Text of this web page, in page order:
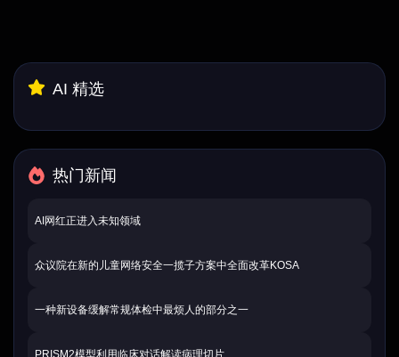
AI 精选
热门新闻
AI网红正进入未知领域
众议院在新的儿童网络安全一揽子方案中全面改革KOSA
一种新设备缓解常规体检中最烦人的部分之一
PRISM2模型利用临床对话解读病理切片